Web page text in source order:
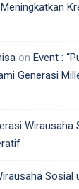
on Event :
Generasi
Wirausaha
Sosial